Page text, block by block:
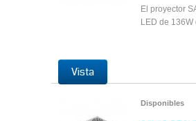
El proyector
LED de 136W
Vista
Disponibles